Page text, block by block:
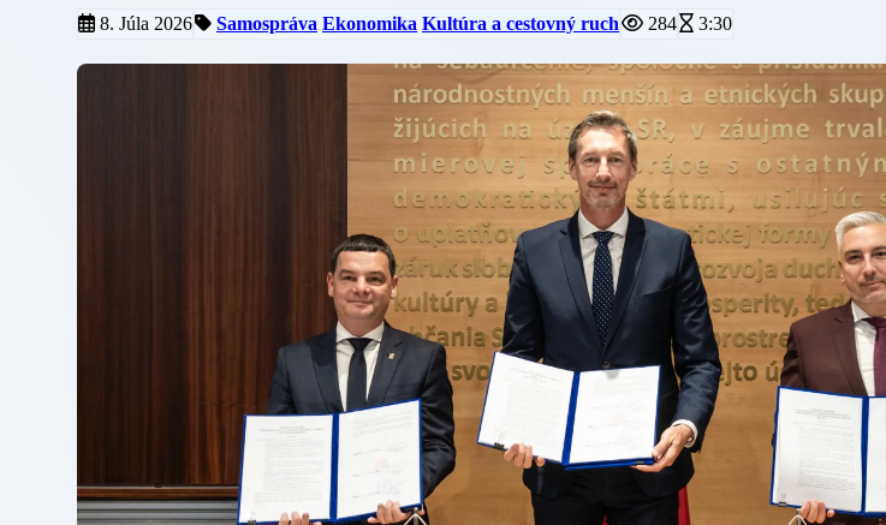
8. Júla 2026 Samospráva Ekonomika Kultúra a cestovný ruch 284 3:30